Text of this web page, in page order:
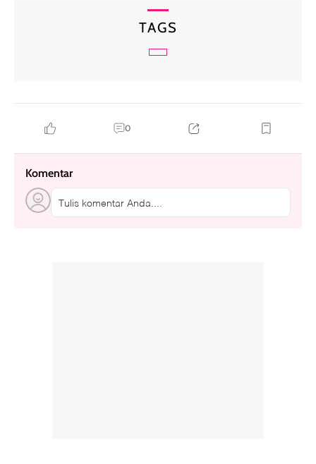
TAGS
0
Komentar
Tulis komentar Anda....